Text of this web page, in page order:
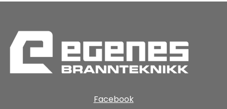
Facebook